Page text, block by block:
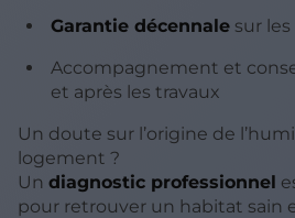
Garantie décennalesur les
Accompagnement et
et après les travaux
Un doute sur l’origine de
logement ?
Un diagnostic professionnel
pour retrouver un habitat sain